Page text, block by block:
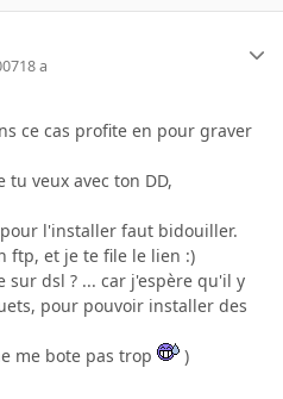
18 a
ce cas profite en pour graver
veux avec ton DD,
l'installer faut bidouiller.
ftp, et je te file le lien :)
sur dsl ? ... car j'espère qu'il y
pour pouvoir installer des
me bote pas trop
)